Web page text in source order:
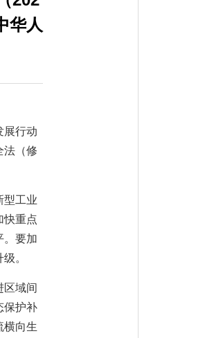
华人
展行动
法（修
型工业
快重点
。要加
。
区域间
保护补
横向生